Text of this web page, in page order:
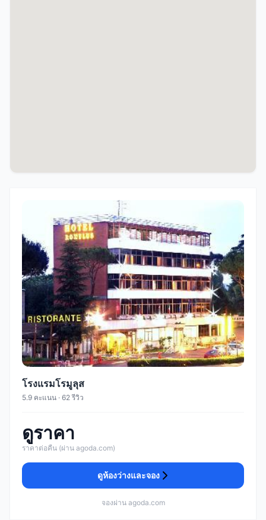
โรงแรมโรมูลุส
5.9 คะแนน · 62 รีวิว
ดูราคา
ราคาต่อคืน (ผ่าน agoda.com)
ดูห้องว่างและจอง
จองผ่าน agoda.com